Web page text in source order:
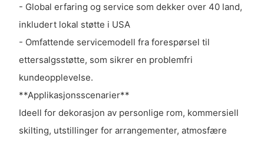
- Global erfaring og service som dekker over 40 land,
inkludert lokal støtte i USA
- Omfattende servicemodell fra forespørsel til
ettersalgsstøtte, som sikrer en problemfri
kundeopplevelse.
**Applikasjonsscenarier**
Ideell for dekorasjon av personlige rom, kommersiell
skilting, utstillinger for arrangementer, atmosfære